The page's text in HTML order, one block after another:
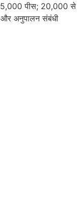
5,000 पीस; 20,000 से
अनुपालन संबंधी